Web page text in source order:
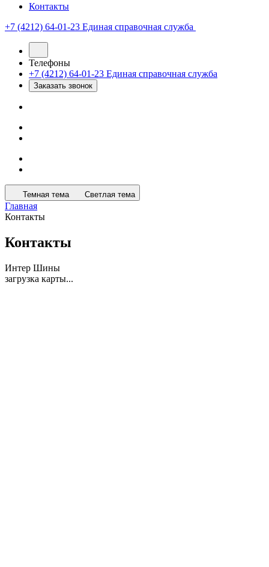
Контакты
+7 (4212) 64-01-23 Единая справочная служба
Телефоны
+7 (4212) 64-01-23 Единая справочная служба
Заказать звонок
Темная тема Светлая тема
Главная
Контакты
Контакты
Интер Шины
загрузка карты...